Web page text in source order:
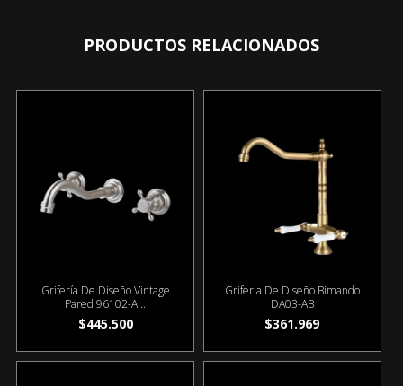
PRODUCTOS RELACIONADOS
Grifería De Diseño Vintage
Pared 96102-A...
$445.500
Griferia De Diseño Bimando
DA03-AB
$361.969